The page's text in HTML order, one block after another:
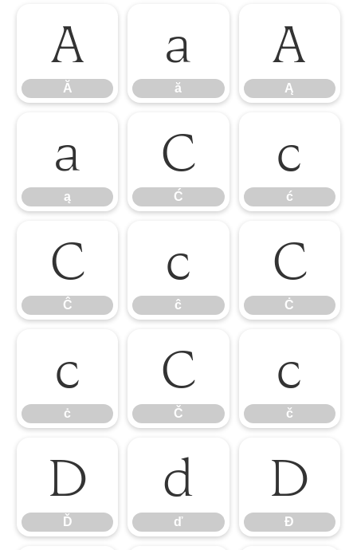
Ă
Ă
ă
ă
Ą
Ą
ą
ą
Ć
Ć
ć
ć
Ĉ
Ĉ
ĉ
ĉ
Ċ
Ċ
ċ
ċ
Č
Č
č
č
Ď
Ď
ď
ď
Đ
Đ